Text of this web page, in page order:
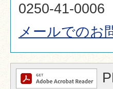
0250-41-0006
メールでのお